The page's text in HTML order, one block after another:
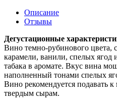
Описание
Отзывы
Дегустационные
Вино темно-рубинового цвета,
карамели, ванили, спелых
табака в аромате. Вкус вина
наполненный тонами спелых
Вино рекомендуется подавать
твердым сырам.